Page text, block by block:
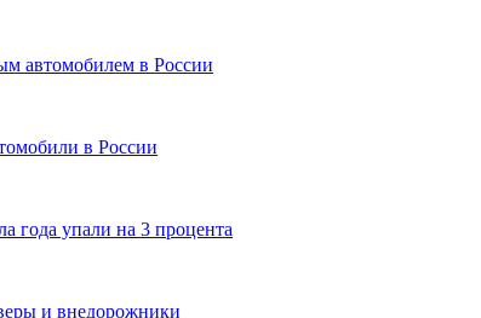
автомобилем в России
в России
года упали на 3 процента
и внедорожники